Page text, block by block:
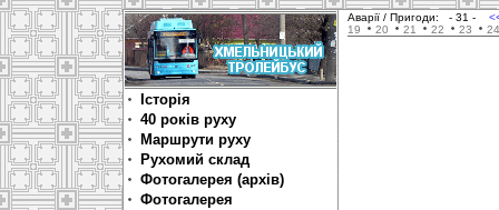
Історія
40 років руху
Маршрути руху
Рухомий склад
Фотогалерея (архів)
Фотогалерея
Аварії / Пригоди: - 31 -
19
20 21 22 23 24